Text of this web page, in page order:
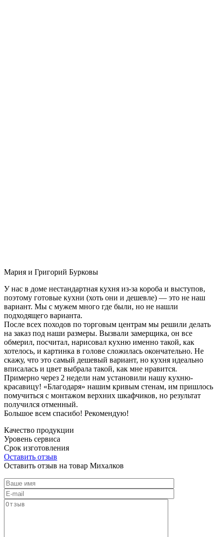
Мария и Григорий Бурковы
У нас в доме нестандартная кухня из-за короба и выступов,
поэтому готовые кухни (хоть они и дешевле) — это не наш
вариант. Мы с мужем много где были, но не нашли
подходящего варианта.
После всех походов по торговым центрам мы решили делать
на заказ под наши размеры. Вызвали замерщика, он все
обмерил, посчитал, нарисовал кухню именно такой, как
хотелось, и картинка в голове сложилась окончательно. Не
скажу, что это самый дешевый вариант, но кухня идеально
вписалась и цвет выбрала такой, как мне нравится.
Примерно через 2 недели нам установили нашу кухню-
красавицу! «Благодаря» нашим кривым стенам, им пришлось
помучиться с монтажом верхних шкафчиков, но результат
получился отменный.
Большое всем спасибо! Рекомендую!
Качество продукции
Уровень сервиса
Срок изготовления
Оставить отзыв
Оставить отзыв на товар Михалков